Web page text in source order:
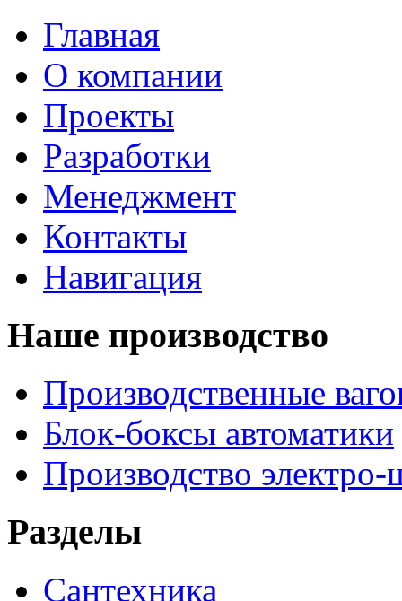
Главная
О компании
Проекты
Разработки
Менеджмент
Контакты
Навигация
Наше производство
Производственные
Блок-боксы автоматики
Производство
Разделы
Сантехника